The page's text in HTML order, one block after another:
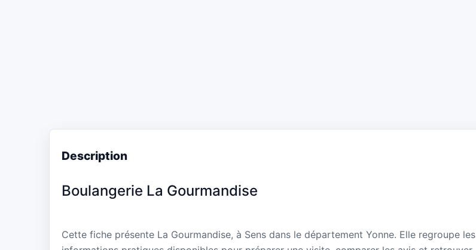
Description
Boulangerie La Gourmandise
Cette fiche présente La Gourmandise, à Sens dans le département Yonne. Elle regroupe les